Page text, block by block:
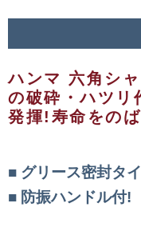
ハンマ 六角シ
の破砕・ハツリ
発揮!寿命をの
グリース密封タ
防振ハンドル付!